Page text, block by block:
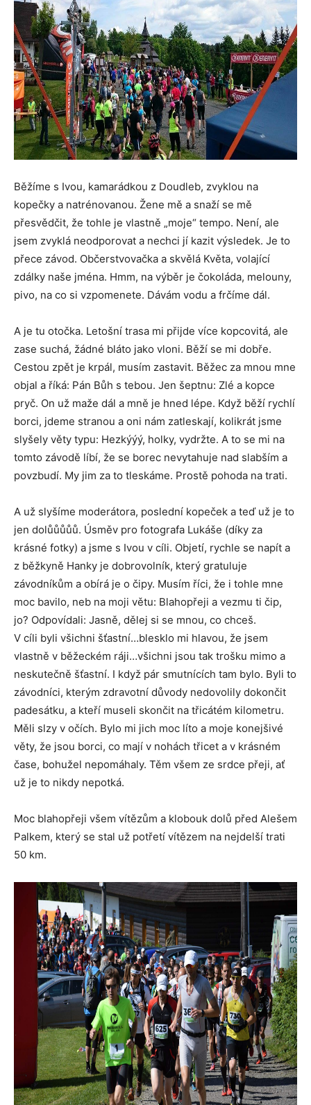
Běžíme s Ivou, kamarádkou z Doudleb, zvyklou na
kopečky a natrénovanou. Žene mě a snaží se mě
přesvědčit, že tohle je vlastně „moje“ tempo. Není, ale
jsem zvyklá neodporovat a nechci jí kazit výsledek. Je to
přece závod. Občerstvovačka a skvělá Květa, volající
zdálky naše jména. Hmm, na výběr je čokoláda, melouny,
pivo, na co si vzpomenete. Dávám vodu a frčíme dál.
A je tu otočka. Letošní trasa mi přijde více kopcovitá, ale
zase suchá, žádné bláto jako vloni. Běží se mi dobře.
Cestou zpět je krpál, musím zastavit. Běžec za mnou mne
objal a říká: Pán Bůh s tebou. Jen šeptnu: Zlé a kopce
pryč. On už maže dál a mně je hned lépe. Když běží rychlí
borci, jdeme stranou a oni nám zatleskají, kolikrát jsme
slyšely věty typu: Hezkýýý, holky, vydržte. A to se mi na
tomto závodě líbí, že se borec nevytahuje nad slabším a
povzbudí. My jim za to tleskáme. Prostě pohoda na trati.
A už slyšíme moderátora, poslední kopeček a teď už je to
jen dolůůůůů. Úsměv pro fotografa Lukáše (díky za
krásné fotky) a jsme s Ivou v cíli. Objetí, rychle se napít a
z běžkyně Hanky je dobrovolník, který gratuluje
závodníkům a obírá je o čipy. Musím říci, že i tohle mne
moc bavilo, neb na moji větu: Blahopřeji a vezmu ti čip,
jo? Odpovídali: Jasně, dělej si se mnou, co chceš.
V cíli byli všichni šťastní…blesklo mi hlavou, že jsem
vlastně v běžeckém ráji…všichni jsou tak trošku mimo a
neskutečně šťastní. I když pár smutnících tam bylo. Byli to
závodníci, kterým zdravotní důvody nedovolily dokončit
padesátku, a kteří museli skončit na třicátém kilometru.
Měli slzy v očích. Bylo mi jich moc líto a moje konejšivé
věty, že jsou borci, co mají v nohách třicet a v krásném
čase, bohužel nepomáhaly. Těm všem ze srdce přeji, ať
už je to nikdy nepotká.
Moc blahopřeji všem vítězům a klobouk dolů před Alešem
Palkem, který se stal už potřetí vítězem na nejdelší trati
50 km.